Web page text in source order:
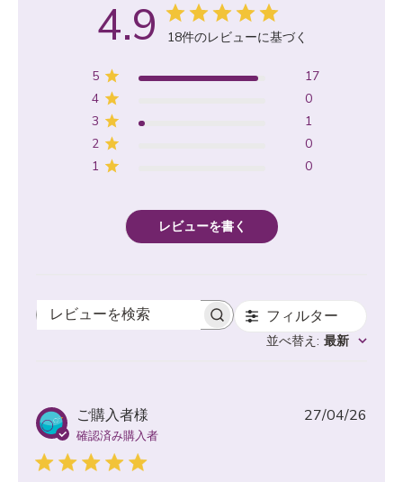
4.9 18件のレビューに基づく
5
17
4
0
3
1
2
0
1
0
レビューを書く
レビューを検索 フィルター
並べ替え : 最新
ご購入者様
確認済み購入者
27/04/26